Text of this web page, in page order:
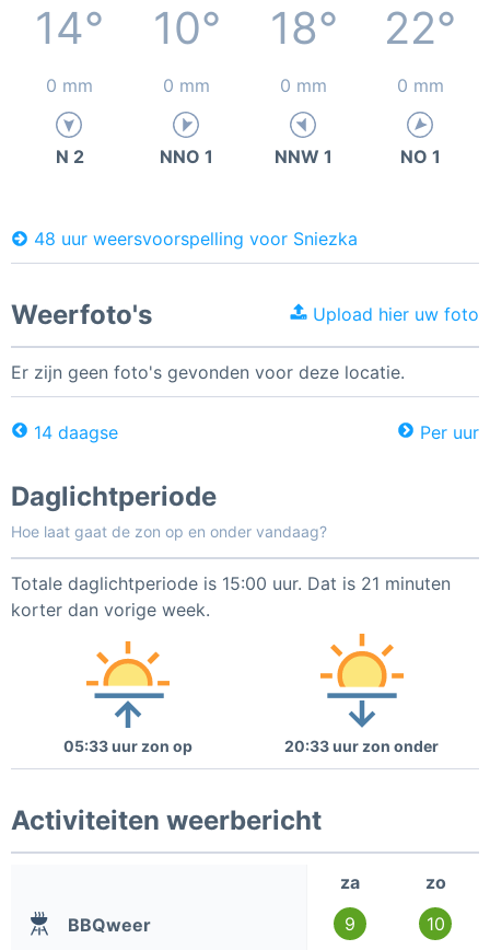
14° 10° 18° 22°
0 mm 0 mm 0 mm 0 mm
N 2 NNO 1 NNW 1 NO 1
48 uur weersvoorspelling voor Sniezka
Weerfoto's Upload hier uw foto
Er zijn geen foto's gevonden voor deze locatie.
14 daagse Per uur
Daglichtperiode
Hoe laat gaat de zon op en onder vandaag?
Totale daglichtperiode is 15:00 uur. Dat is 21 minuten
korter dan vorige week.
05:33 uur zon op 20:33 uur zon onder
Activiteiten weerbericht
za
zo
BBQweer
9 10